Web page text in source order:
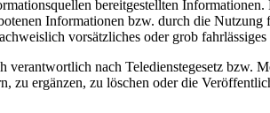
bereitgestellten Informationen.
Informationen bzw. durch die Nutzung
vorsätzliches oder grob
nach Teledienstegesetz bzw.
zu ergänzen, zu löschen oder die